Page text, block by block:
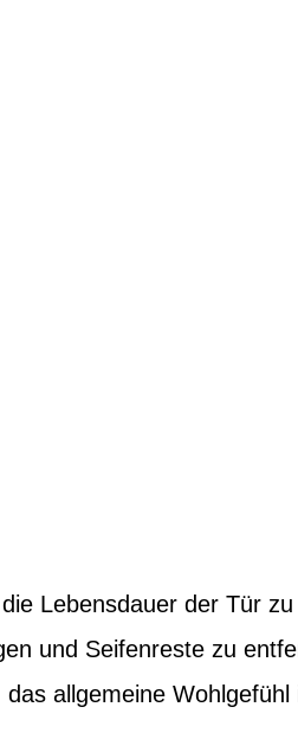
Lebensdauer der Tür
und Seifenreste zu
allgemeine